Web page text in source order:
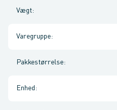
Vægt:
Varegruppe:
Pakkestørrelse:
Enhed :